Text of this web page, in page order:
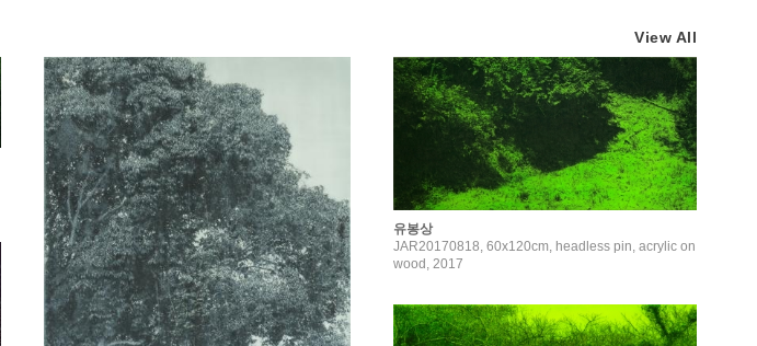
View All
유봉상
JAR20170818, 60x120cm, headless pin, acrylic on
wood, 2017